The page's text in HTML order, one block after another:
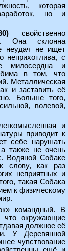
которая
но и
свойственно
Она склонна
неудач не ищет
неприхотлива, с
милосердна и
в том, что
Металлическая
и заставить её
Больше того,
волевой,
и
приводит к
себе нарушать
также не очень
Водяной Собаке
слову, как раз
неприятных и
такая Собака
к физическому
командный. В
что окружающие
должное её
У Деревянной
чувствование